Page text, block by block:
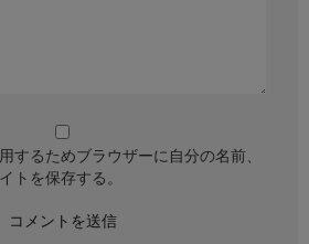
するためブラウザーに自分の名前、
トを保存する。